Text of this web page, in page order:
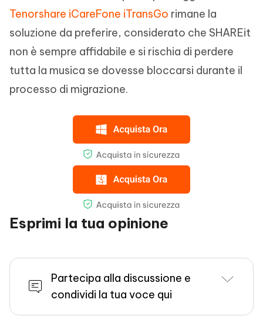
Tenorshare iCareFone iTransGo rimane la
soluzione da preferire, considerato che SHAREit
non è sempre affidabile e si rischia di perdere
tutta la musica se dovesse bloccarsi durante il
processo di migrazione.
Esprimi la tua opinione
Partecipa alla discussione e
condividi la tua voce qui